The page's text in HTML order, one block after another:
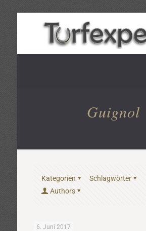
Guignol
Kategorien
Schlagwörter
Authors
6. Juni 2017